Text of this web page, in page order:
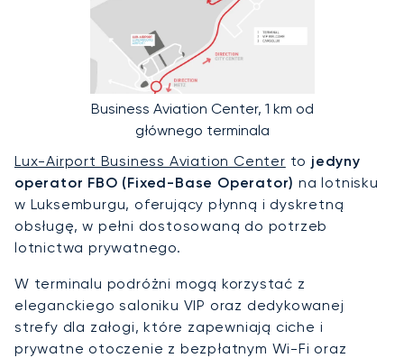
Business Aviation Center, 1 km od
głównego terminala
Lux-Airport Business Aviation Center to jedyny
operator FBO (Fixed-Base Operator) na lotnisku
w Luksemburgu, oferujący płynną i dyskretną
obsługę, w pełni dostosowaną do potrzeb
lotnictwa prywatnego.
W terminalu podróżni mogą korzystać z
eleganckiego saloniku VIP oraz dedykowanej
strefy dla załogi, które zapewniają ciche i
prywatne otoczenie z bezpłatnym Wi-Fi oraz